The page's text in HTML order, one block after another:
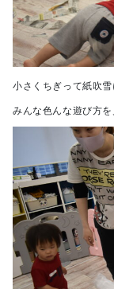
小さくちぎって紙吹
みんな色んな遊び方